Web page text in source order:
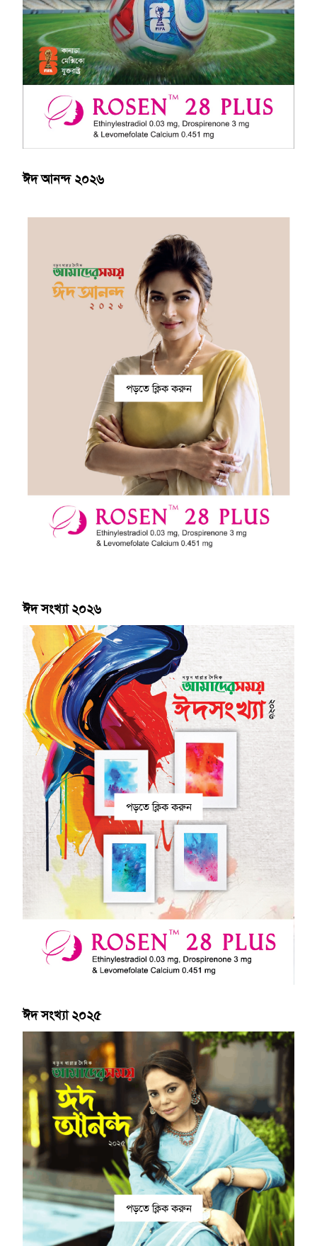
ঈদ আনন্দ ২০২৬
পড়তে ক্লিক করুন
ঈদ সংখ্যা ২০২৬
পড়তে ক্লিক করুন
ঈদ সংখ্যা ২০২৫
পড়তে ক্লিক করুন